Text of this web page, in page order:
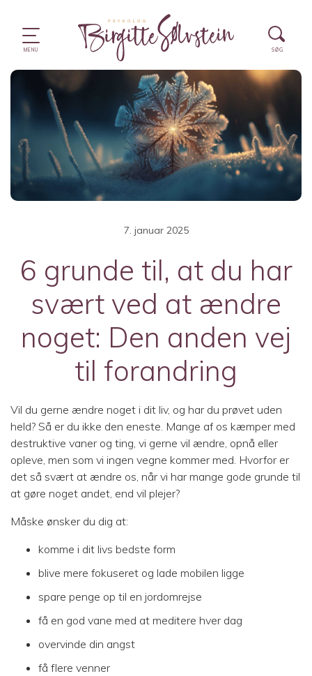
7. januar 2025
6 grunde til, at du har
svært ved at ændre
noget: Den anden vej
til forandring
Vil du gerne ændre noget i dit liv, og har du prøvet uden
held? Så er du ikke den eneste. Mange af os kæmper med
destruktive vaner og ting, vi gerne vil ændre, opnå eller
opleve, men som vi ingen vegne kommer med. Hvorfor er
det så svært at ændre os, når vi har mange gode grunde til
at gøre noget andet, end vil plejer?
Måske ønsker du dig at:
komme i dit livs bedste form
blive mere fokuseret og lade mobilen ligge
spare penge op til en jordomrejse
få en god vane med at meditere hver dag
overvinde din angst
få flere venner